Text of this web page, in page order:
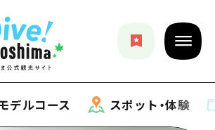
デルコース スポット・体験